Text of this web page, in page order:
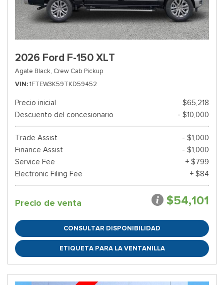
2026 Ford F-150 XLT
Agate Black, Crew Cab Pickup
VIN 1FTEW3K59TKD59452
Precio inicial
$65,218
Descuento del concesionario
- $10,000
Trade Assist
- $1,000
Finance Assist
- $1,000
Service Fee
+ $799
Electronic Filing Fee
+ $84
Precio de venta $54,101
CONSULTAR DISPONIBILIDAD
ETIQUETA PARA LA VENTANILLA